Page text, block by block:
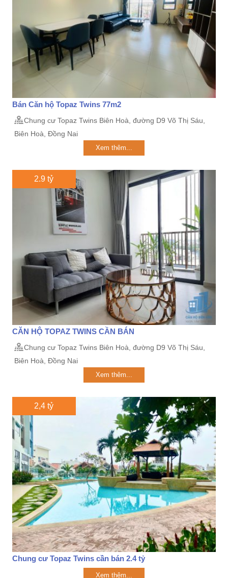
Bán Căn hộ Topaz Twins 77m2
Chung cư Topaz Twins Biên Hoà, đường D9 Võ Thị Sáu,
Biên Hoà, Đồng Nai
Xem thêm...
2.9 tỷ
CĂN HỘ TOPAZ TWINS CẦN BÁN
Chung cư Topaz Twins Biên Hoà, đường D9 Võ Thị Sáu,
Biên Hoà, Đồng Nai
Xem thêm...
2,4 tỷ
Chung cư Topaz Twins cần bán 2.4 tỷ
Xem thêm...